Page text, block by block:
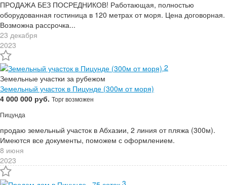
ПРОДАЖА БЕЗ ПОСРЕДНИКОВ! Работающая, полностью
оборудованная гостиница в 120 метрах от моря. Цена договорная.
Возможна рассрочка...
23 декабря
2023
2
Земельные участки за рубежом
Земельный участок в Пицунде (300м от моря)
4 000 000 руб. Торг возможен
Пицунда
продаю земельный участок в Абхазии, 2 линия от пляжа (300м).
Имеются все документы, поможем с оформлением.
8 июня
2023